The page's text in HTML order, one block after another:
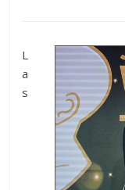
L
a
s